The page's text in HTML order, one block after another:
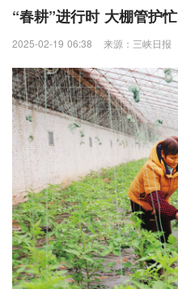
“春耕”进行时 大棚管护忙
2025-02-19 06:38 来源：三峡日报